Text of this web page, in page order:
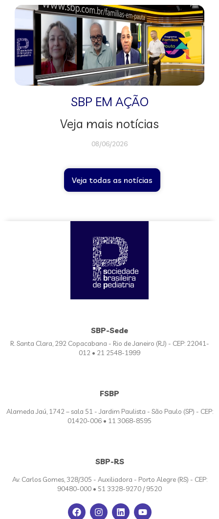
SBP EM AÇÃO
Veja mais notícias
08/06/2026
Veja todas as notícias
SBP-Sede
R. Santa Clara, 292 Copacabana - Rio de Janeiro (RJ) - CEP: 22041-
012 • 21 2548-1999
FSBP
Alameda Jaú, 1742 – sala 51 - Jardim Paulista - São Paulo (SP) - CEP:
01420-006 • 11 3068-8595
SBP-RS
Av. Carlos Gomes, 328/305 - Auxiliadora - Porto Alegre (RS) - CEP:
90480-000 • 51 3328-9270 / 9520